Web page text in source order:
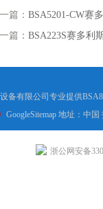
篇： BSA5201-CW赛
篇： BSA223S赛多利
备有限公司专业提供
GoogleSitemap地址：中国
浙公网安备